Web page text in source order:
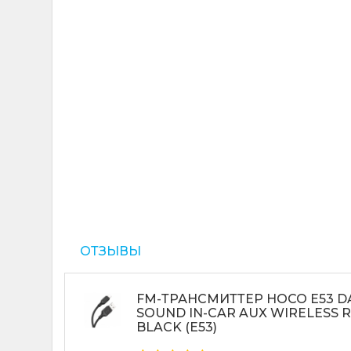
ОТЗЫВЫ
FM-ТРАНСМИТТЕР HOCO E53
SOUND IN-CAR AUX WIRELESS
BLACK (E53)